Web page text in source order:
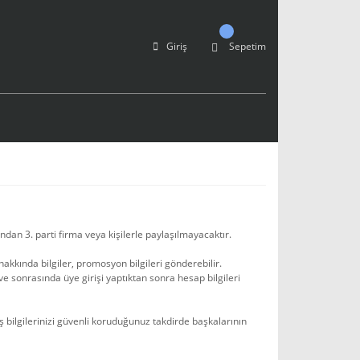
Giriş Sepetim
3. parti firma veya kişilerle paylaşılmayacaktır.
bilgiler, promosyon bilgileri gönderebilir.
sonrasında üye girişi yaptıktan sonra hesap bilgileri
güvenli koruduğunuz takdirde başkalarının